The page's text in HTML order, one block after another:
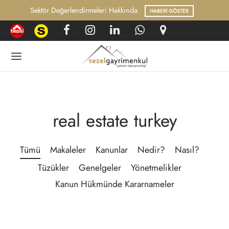
Değerlendirmeleri Hakkında HABERI GÖSTER
real estate turkey
Tümü Makaleler Kanunlar Nedir?
Nasıl?
Tüzükler
Genelgeler
Yönetmelikler
Kanun Hükmünde Kararnameler
Haberler
VE MEVZUAT